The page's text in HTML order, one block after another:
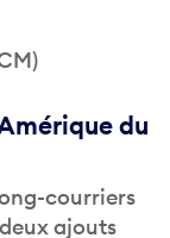
du
courriers
ajouts